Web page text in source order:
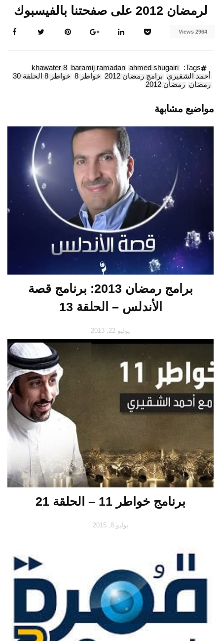
لرمضان 2012 على صفحتنا بالفيسبوك
2964 Views
Tags:
ahmed shugairi
baramij ramadan
khawater 8
أحمد الشقيري برامج رمضان 2012 خواطر 8
خواطر 8 الحلقة 30
رمضان رمضان 2012
مواضيع مشابهة
برامج رمضان 2013: برنامج قصة
الأندلس – الحلقة 13
يوليو 22, 2013
برنامج خواطر 11 – الحلقة 21
يوليو 8, 2015